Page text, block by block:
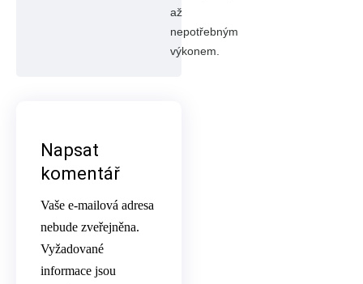
až
nepotřebným
výkonem.
Napsat
komentář
Vaše e-mailová adresa
nebude zveřejněna.
Vyžadované
informace jsou